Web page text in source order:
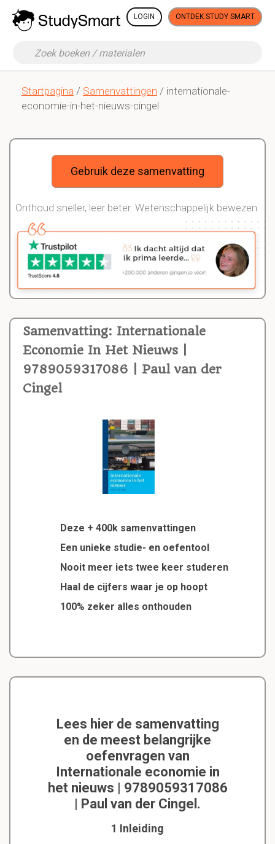
LOGIN ONTDEK STUDY SMART
Startpagina / Samenvattingen / internationale-
economie-in-het-nieuws-cingel
Samenvatting: Internationale
Economie In Het Nieuws |
9789059317086 | Paul van der
Cingel
Deze + 400k samenvattingen
Een unieke studie- en oefentool
Nooit meer iets twee keer studeren
Haal de cijfers waar je op hoopt
100% zeker alles onthouden
Gebruik deze samenvatting
Onthoud sneller, leer beter. Wetenschappelijk bewezen.
Lees hier de samenvatting
en de meest belangrijke
oefenvragen van
Internationale economie in
het nieuws | 9789059317086
| Paul van der Cingel.
1 Inleiding